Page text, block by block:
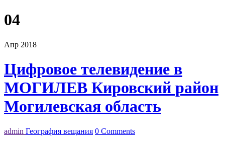
04
Апр 2018
Цифровое телевидение в
МОГИЛЕВ Кировский район
Могилевская область
admin География вещания 0 Comments